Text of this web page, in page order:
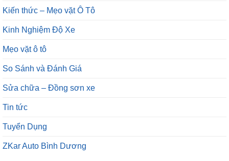
Kiến thức – Mẹo vặt Ô Tô
Kinh Nghiệm Độ Xe
Mẹo vặt ô tô
So Sánh và Đánh Giá
Sửa chữa – Đồng sơn xe
Tin tức
Tuyển Dụng
ZKar Auto Bình Dương